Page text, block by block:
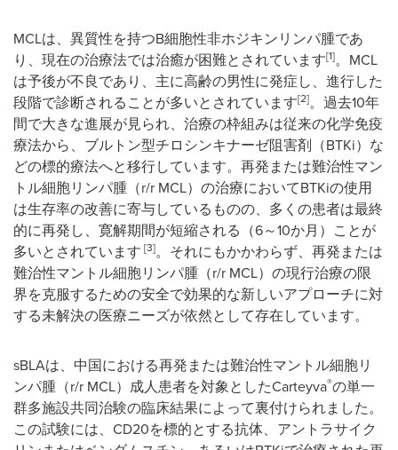
MCLは、異質性を持つB細胞性非ホジキンリンパ腫であ
り、現在の治療法では治癒が困難とされています[1]。MCL
は予後が不良であり、主に高齢の男性に発症し、進行した
段階で診断されることが多いとされています[2]。過去10年
間で大きな進展が見られ、治療の枠組みは従来の化学免疫
療法から、ブルトン型チロシンキナーゼ阻害剤（BTKi）な
どの標的療法へと移行しています。再発または難治性マン
トル細胞リンパ腫（r/r MCL）の治療においてBTKiの使用
は生存率の改善に寄与しているものの、多くの患者は最終
的に再発し、寛解期間が短縮される（6～10か月）ことが
多いとされています [3]。それにもかかわらず、再発または
難治性マントル細胞リンパ腫（r/r MCL）の現行治療の限
界を克服するための安全で効果的な新しいアプローチに対
する未解決の医療ニーズが依然として存在しています。
sBLAは、中国における再発または難治性マントル細胞リ
ンパ腫（r/r MCL）成人患者を対象としたCarteyva®の単一
群多施設共同治験の臨床結果によって裏付けられました。
この試験には、CD20を標的とする抗体、アントラサイク